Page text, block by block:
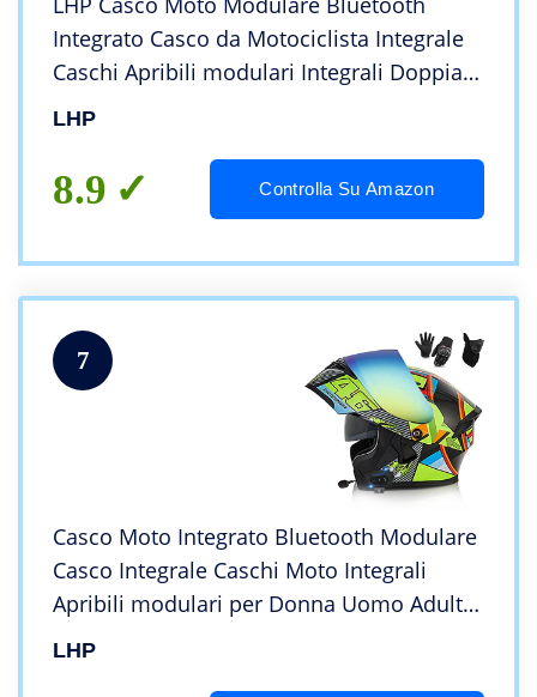
Integrato Casco da Motociclista Integrale
Caschi Apribili modulari Integrali Doppia
Visiera DOT/ECE Omologato for Donna
LHP
8.9 Controlla Su Amazon
7
Casco Moto Integrato Bluetooth Modulare
Casco Integrale Caschi Moto Integrali
Apribili modulari per Donna Uomo Adulti
DOT/ECE Omologato con Doppia Visiera
LHP